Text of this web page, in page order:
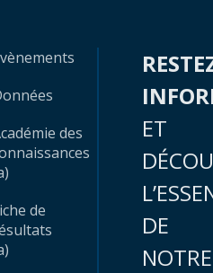
des
de
ET
DE
NOTRE